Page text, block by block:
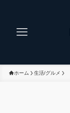
ホーム 生活/グルメ